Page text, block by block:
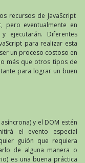
recursos de JavaScript
pero eventualmente en
ejecutarán. Diferentes
para realizar esta
un proceso costoso en
más que otros tipos de
para lograr un buen
y el DOM estén
el evento especial
guión que requiera
de alguna manera o
es una buena práctica